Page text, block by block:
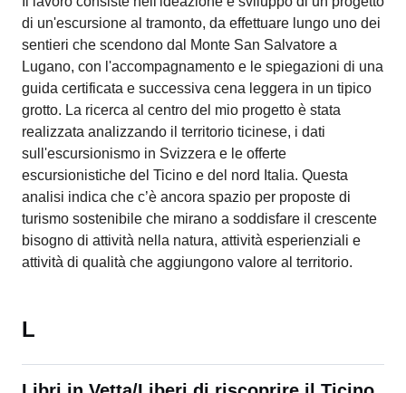
di un'escursione al tramonto, da effettuare lungo uno dei
sentieri che scendono dal Monte San Salvatore a
Lugano, con l'accompagnamento e le spiegazioni di una
guida certificata e successiva cena leggera in un tipico
grotto. La ricerca al centro del mio progetto è stata
realizzata analizzando il territorio ticinese, i dati
sull'escursionismo in Svizzera e le offerte
escursionistiche del Ticino e del nord Italia. Questa
analisi indica che c’è ancora spazio per proposte di
turismo sostenibile che mirano a soddisfare il crescente
bisogno di attività nella natura, attività esperienziali e
attività di qualità che aggiungono valore al territorio.
L